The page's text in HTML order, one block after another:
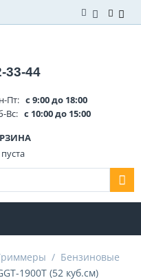
33-44
Пт: с 9:00 до 18:00
Вс: с 10:00 до 15:00
/ Бензиновые
1900T (52 куб.см)